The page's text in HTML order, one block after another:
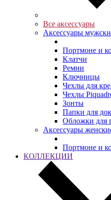
Все аксессуары
Аксессуары
Портмоне и
Клатчи
Ремни
Ключницы
Чехлы для
Чехлы
Зонты
Папки для
Обложки для
Аксессуары
Портмоне и
КОЛЛЕКЦИИ